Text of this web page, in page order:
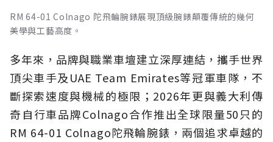
RM 64-01 Colnago 陀飛輪腕錶展現頂級腕錶顛覆傳統的幾何
美學與工藝高度。
多年來，品牌與職業車壇建立深厚連結，攜手世界
頂尖車手及UAE Team Emirates等冠軍車隊，不
斷探索速度與機械的極限；2026年更與義大利傳
奇自行車品牌Colnago合作推出全球限量50只的
RM 64-01 Colnago陀飛輪腕錶，兩個追求卓越的